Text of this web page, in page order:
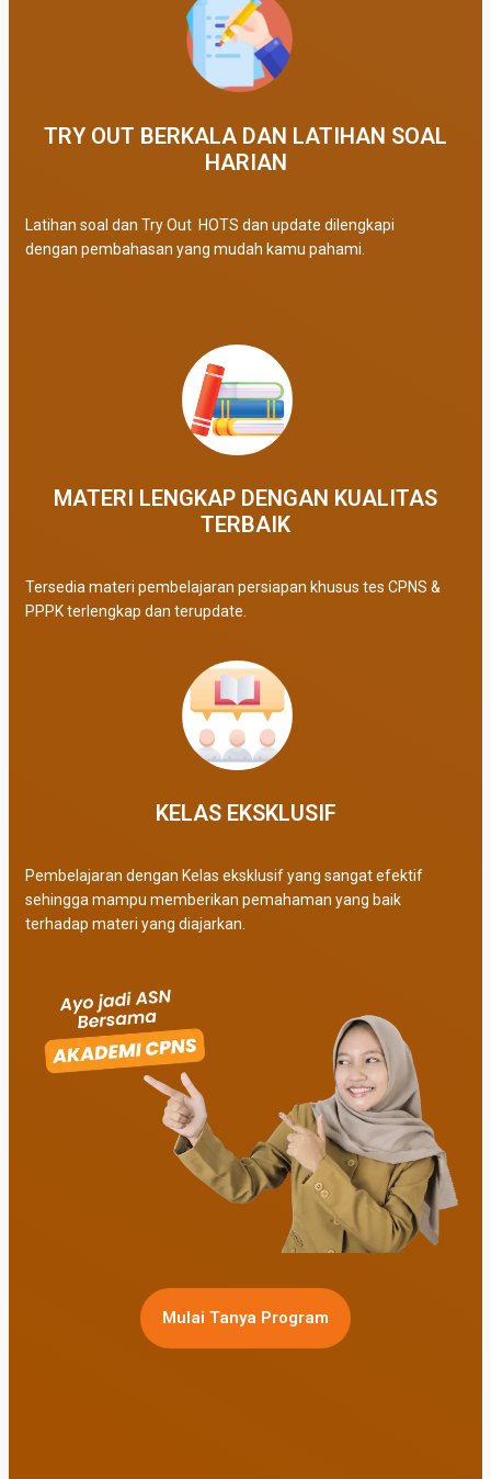
TRY OUT BERKALA DAN LATIHAN SOAL
HARIAN
Latihan soal dan Try Out HOTS dan update dilengkapi
dengan pembahasan yang mudah kamu pahami.
MATERI LENGKAP DENGAN KUALITAS
TERBAIK​
Tersedia materi pembelajaran persiapan khusus tes CPNS &
PPPK terlengkap dan terupdate.
KELAS EKSKLUSIF​
Pembelajaran dengan Kelas eksklusif yang sangat efektif
sehingga mampu memberikan pemahaman yang baik
terhadap materi yang diajarkan.
Mulai Tanya Program